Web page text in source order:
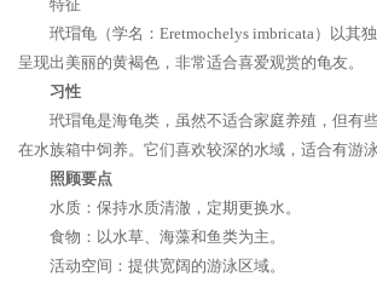
特征
玳瑁龟（学名：Eretmochelys imbricata）以其
呈现出美丽的黄褐色，非常适合喜爱观赏的龟友。
习性
玳瑁龟是海龟类，虽然不适合家庭养殖，但有
在水族箱中饲养。它们喜欢较深的水域，适合有游泳
照顾要点
水质：保持水质清澈，定期更换水。
食物：以水草、海藻和鱼类为主。
活动空间：提供宽阔的游泳区域。